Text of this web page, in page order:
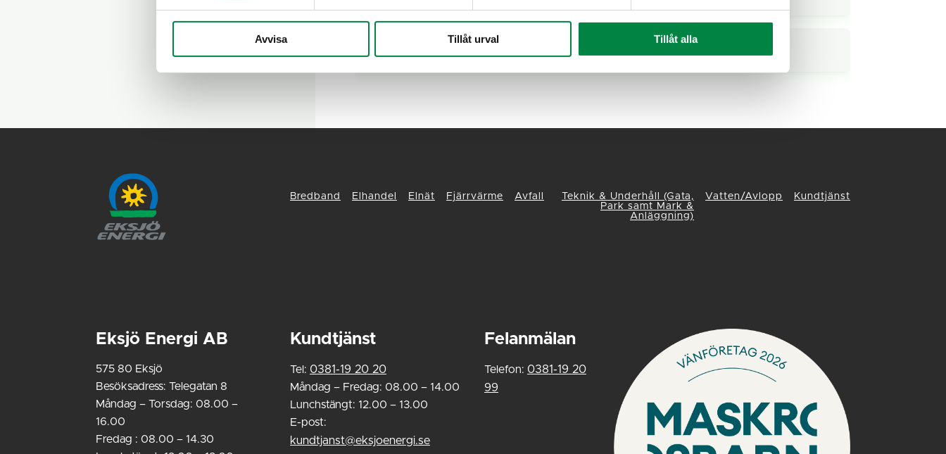
Avvisa Tillåt urval Tillåt alla
Bredband Elhandel Elnät Fjärrvärme Avfall
Teknik & Underhåll (Gata,
Park samt Mark &
Anläggning)
Vatten/Avlopp Kundtjänst
Eksjö Energi AB
575 80 Eksjö
Besöksadress: Telegatan 8
Måndag – Torsdag: 08.00 –
16.00
Fredag : 08.00 – 14.30
Kundtjänst
Tel: 0381-19 20 20
Måndag – Fredag: 08.00 – 14.00
Lunchstängt: 12.00 – 13.00
E-post:
kundtjanst@eksjoenergi.se
Felanmälan
Telefon: 0381-19 20
99